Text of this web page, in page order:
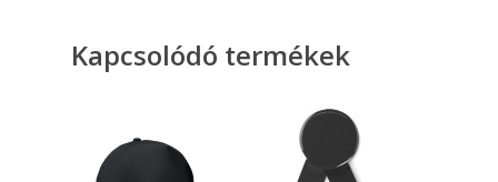
Kapcsolódó termékek